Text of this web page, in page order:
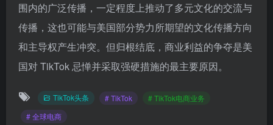
围内的广泛传播，一定程度上推动了多元文化的交流与
传播，这也可能与美国部分势力所期望的文化传播方向
和主导权产生冲突。但归根结底，商业利益的争夺是美
国对 TikTok 忌惮并采取强硬措施的最主要原因。
TikTok头条 # TikTok
# TikTok电商业务
# 全球电商